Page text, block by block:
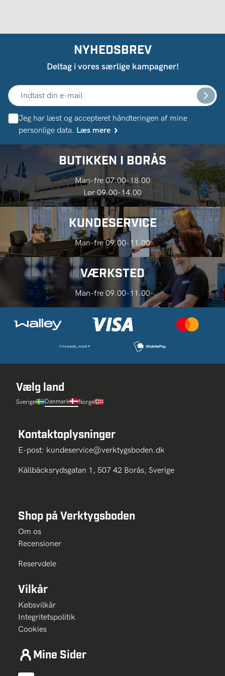
NYHEDSBREV
Deltag i vores særlige kampagner!
Jeg har læst og accepteret håndteringen af ​​mine
personlige data. Læs mere
BUTIKKEN I BORÅS
Man-fre 07.00-18.00
Lør 09.00-14.00
KUNDESERVICE
Man-fre 09.00-11.00
VÆRKSTED
Man-fre 09.00-11.00
Vælg land
Sverige Danmark Norge
Kontaktoplysninger
E-post: kundeservice@verktygsboden.dk
Källbäcksrydsgatan 1, 507 42 Borås, Sverige
Shop på Verktygsboden
Om os
Recensioner
Reservdele
Vilkår
Købsvilkår
Integritetspolitik
Cookies
Mine Sider